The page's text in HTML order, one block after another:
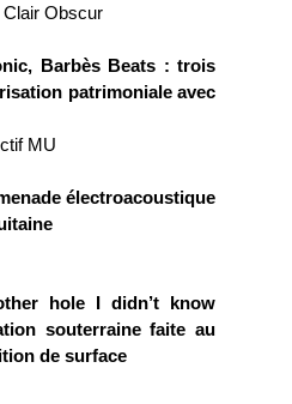
Clair Obscur
Barbès Beats : trois
patrimoniale avec
MU
électroacoustique
hole I didn’t know
souterraine faite au
de surface